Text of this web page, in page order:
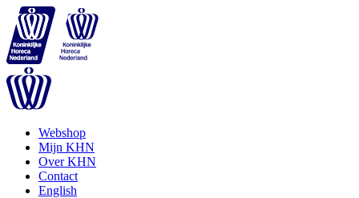
Webshop
Mijn KHN
Over KHN
Contact
English